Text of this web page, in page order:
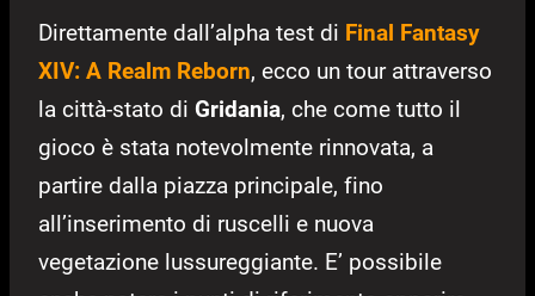
Direttamente dall’alpha test di Final Fantasy
XIV: A Realm Reborn, ecco un tour attraverso
la città-stato di Gridania, che come tutto il
gioco è stata notevolmente rinnovata, a
partire dalla piazza principale, fino
all’inserimento di ruscelli e nuova
vegetazione lussureggiante. E’ possibile